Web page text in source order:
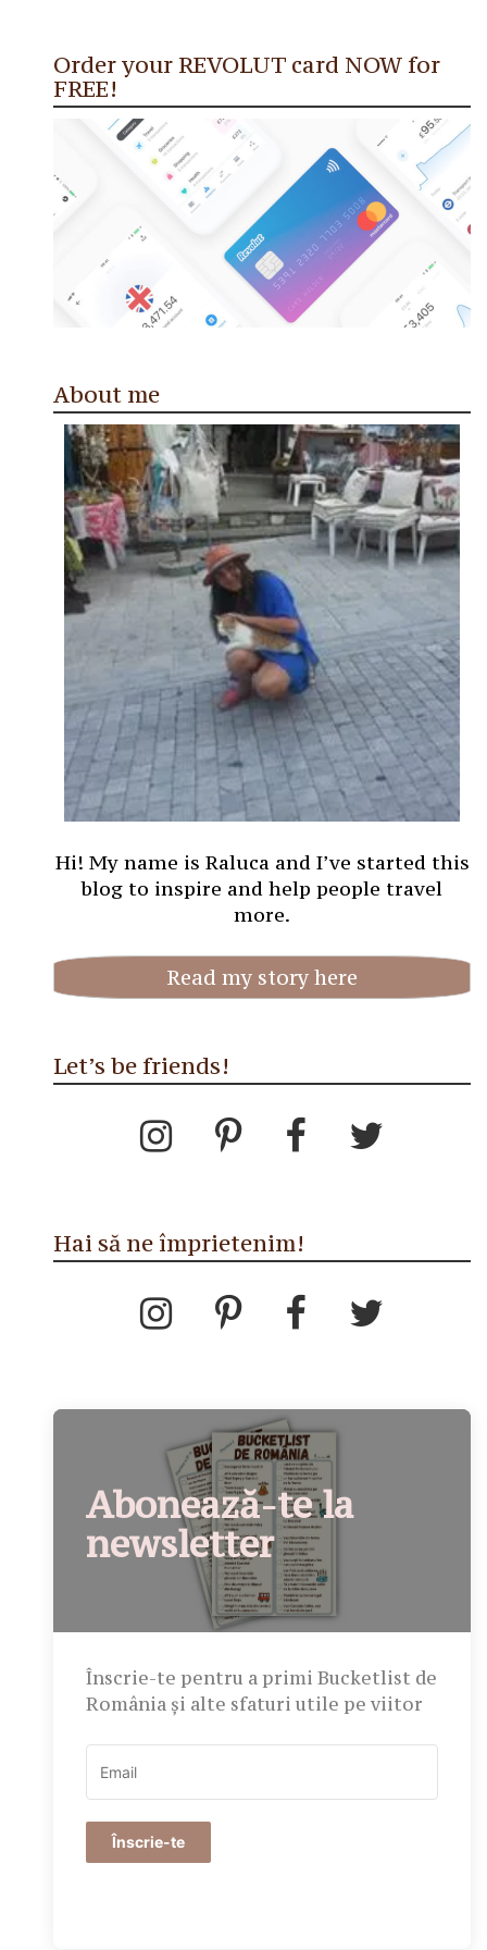
Order your REVOLUT card NOW for
FREE!
About me
Hi! My name is Raluca and I’ve started this
blog to inspire and help people travel
more.
Read my story here
Let’s be friends!
Hai să ne împrietenim!
Abonează-te la
newsletter
Înscrie-te pentru a primi Bucketlist de
România și alte sfaturi utile pe viitor
Înscrie-te